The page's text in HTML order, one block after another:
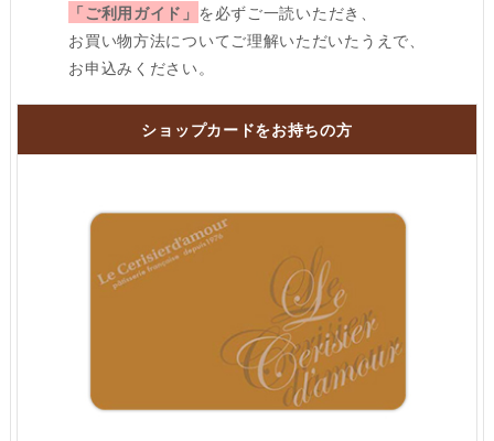
「ご利用ガイド」 を必ずご一読いただき、
お買い物方法についてご理解いただいたうえで、
お申込みください。
ショップカードをお持ちの方